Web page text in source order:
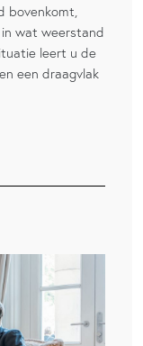
bovenkomt,
wat weerstand
leert u de
een draagvlak